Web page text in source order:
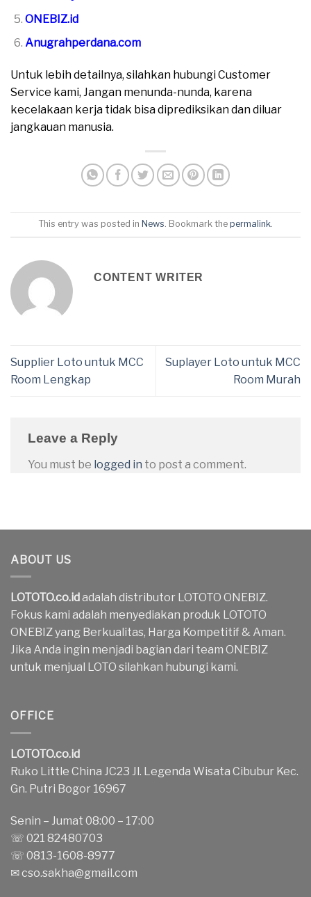
ONEBIZ.id
Anugrahperdana.com
Untuk lebih detailnya, silahkan hubungi Customer
Service kami, Jangan menunda-nunda, karena
kecelakaan kerja tidak bisa diprediksikan dan diluar
jangkauan manusia.
This entry was posted in News. Bookmark the permalink.
CONTENT WRITER
Supplier Loto untuk MCC
Room Lengkap
Suplayer Loto untuk MCC
Room Murah
Leave a Reply
You must be logged in to post a comment.
ABOUT US
LOTOTO.co.id adalah distributor LOTOTO ONEBIZ.
Fokus kami adalah menyediakan produk LOTOTO
ONEBIZ yang Berkualitas, Harga Kompetitif & Aman.
Jika Anda ingin menjadi bagian dari team ONEBIZ
untuk menjual LOTO silahkan hubungi kami.
OFFICE
LOTOTO.co.id
Ruko Little China JC23 Jl. Legenda Wisata Cibubur Kec.
Gn. Putri Bogor 16967
Senin – Jumat 08:00 – 17:00
☏ 021 82480703
☏ 0813-1608-8977
✉cso.sakha@gmail.com